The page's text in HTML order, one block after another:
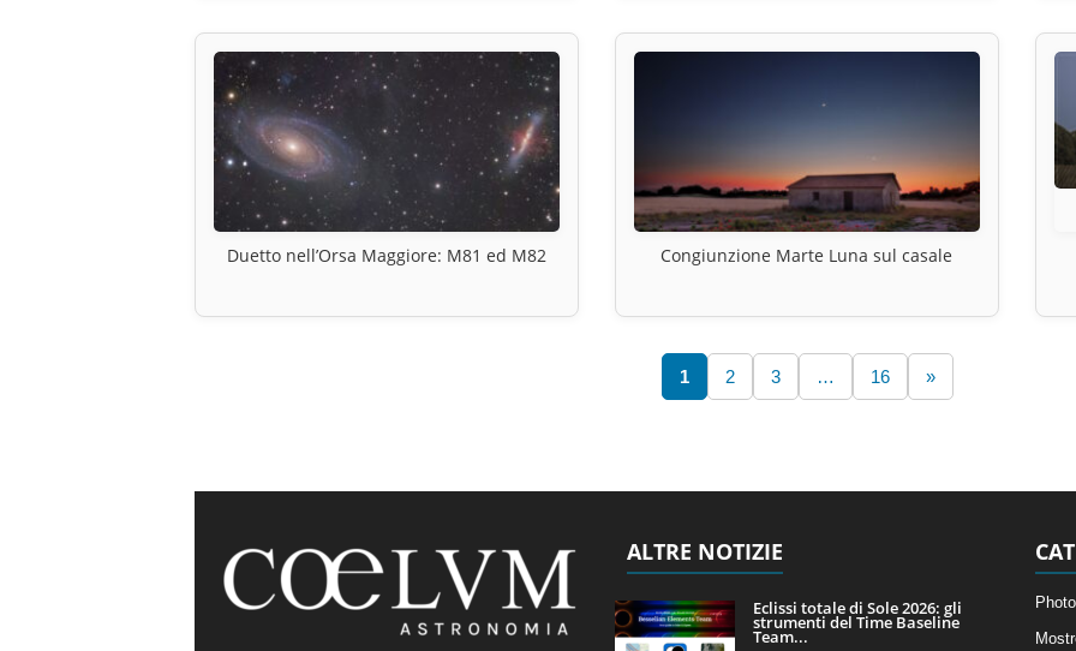
Duetto nell’Orsa Maggiore: M81 ed M82 Congiunzione Marte Luna sul casale
1 2 3 … 16 »
ALTRE NOTIZIE
Eclissi totale di Sole 2026: gli
strumenti del Time Baseline
Team...